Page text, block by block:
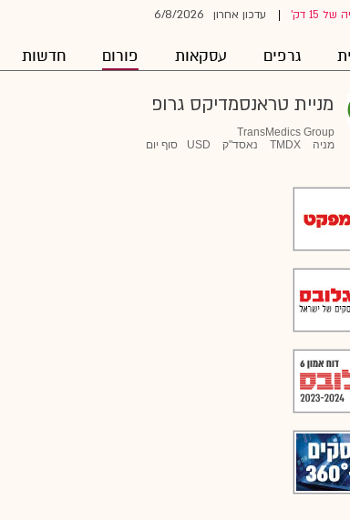
15 דק' עדכון אחרון 6/8/2026
גרפים עסקאות פורום חדשות
מניית טראנסמדיקס גרופ
TransMedics Group
מניה
TMDX נאסד"ק USD סוף יום